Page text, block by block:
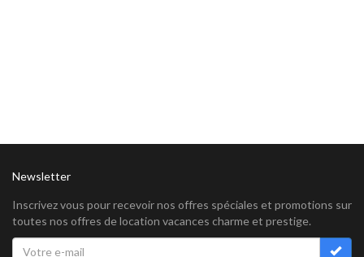
Newsletter
Inscrivez vous pour recevoir nos offres spéciales et promotions sur
toutes nos offres de location vacances charme et prestige.